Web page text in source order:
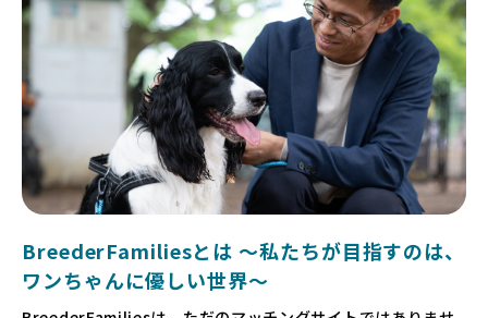
BreederFamiliesとは 〜私たちが目指すのは、
ワンちゃんに優しい世界〜